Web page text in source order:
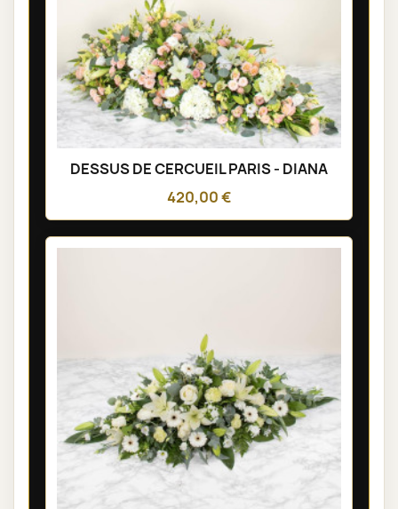
DESSUS DE CERCUEIL PARIS - DIANA
420,00 €